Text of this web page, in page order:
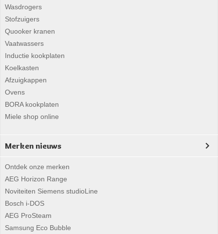
Wasdrogers
Stofzuigers
Quooker kranen
Vaatwassers
Inductie kookplaten
Koelkasten
Afzuigkappen
Ovens
BORA kookplaten
Miele shop online
Merken nieuws
Ontdek onze merken
AEG Horizon Range
Noviteiten Siemens studioLine
Bosch i-DOS
AEG ProSteam
Samsung Eco Bubble